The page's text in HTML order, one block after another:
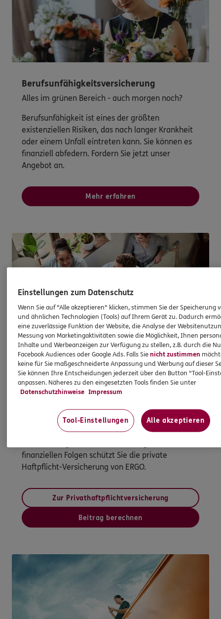
Berufsunfähigkeitsversicherung
Alles im grünen Bereich - auch morgen noch?
Berufsunfähigkeit ist eines der größten
existenziellen Risiken, das nach langer Krankheit
oder einem Unfall eintreten kann. Sie können es
finanziell abfedern. Fordern Sie jetzt unser
Angebot an.
Mehr erfahren
Private Haftpflichtversicherung: Gegen
dumm gelaufen hilft nur klug versichert
Was, wenn Sie jemandem versehentlich einen
Schaden zufügen? Dann haften Sie nach dem
finanziellen Folgen schützt Sie die private
Haftpflicht-Versicherung von ERGO.
Zur Privathaftpflichtversicherung
Beitrag berechnen
Einstellungen zum Datenschutz
Wenn Sie auf "Alle akzeptieren" klicken, stimmen Sie der Speicherung
und ähnlichen Technologien (Tools) auf Ihrem Gerät zu. Dadurch
eine zuverlässige Funktion der Website, die Analyse der
Messung von Marketingaktivitäten sowie die Möglichkeit, Ihnen
Inhalte und Werbeanzeigen zur Verfügung zu stellen, z.B. durch die
Facebook Audiences oder Google Ads. Falls Sienicht zustimmen
keine für Sie maßgeschneiderte Anpassung und Werbung auf dieser
Sie können Ihre Entscheidungen jederzeit über den Button "Tool-
anpassen. Näheres zu den eingesetzten Tools finden Sie unter
Datenschutzhinweise Impressum
Tool-Einstellungen Alle akzeptieren